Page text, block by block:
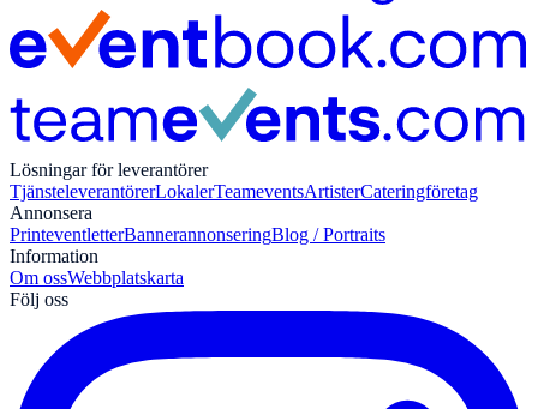
Lösningar för leverantörer
TjänsteleverantörerLokalerTeameventsArtisterCateringföretag
Annonsera
PrinteventletterBannerannonseringBlog / Portraits
Information
Om ossWebbplatskarta
Följ oss